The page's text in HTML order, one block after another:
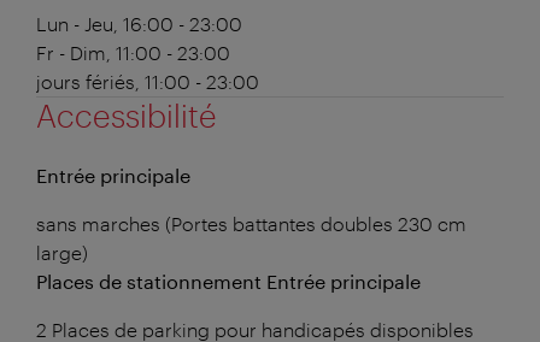
Lun - Jeu, 16:00 - 23:00
Fr - Dim, 11:00 - 23:00
jours fériés, 11:00 - 23:00
Accessibilité
Entrée principale
sans marches (Portes battantes doubles 230 cm
large)
Places de stationnement Entrée principale
2 Places de parking pour handicapés disponibles